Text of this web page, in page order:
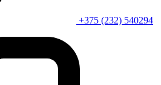
+375 (232) 540294